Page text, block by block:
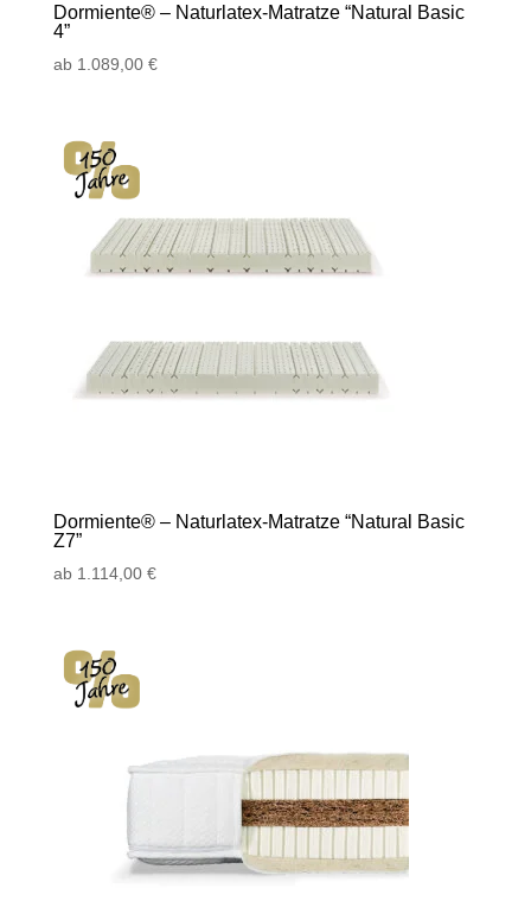
Dormiente® – Naturlatex-Matratze “Natural Basic
4”
ab 1.089,00 €
Dormiente® – Naturlatex-Matratze “Natural Basic
Z7”
ab 1.114,00 €